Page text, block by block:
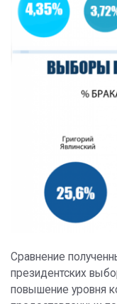
Сравнение
президентских
повышение уровня